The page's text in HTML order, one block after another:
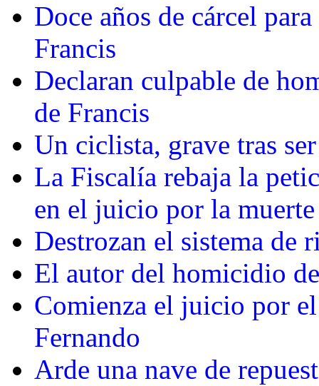
Doce años de cárcel
Francis
Declaran culpable de
de Francis
Un ciclista, grave tras
La Fiscalía rebaja la
en el juicio por la
Destrozan el sistema de
El autor del homicidio
Comienza el juicio por
Fernando
Arde una nave de